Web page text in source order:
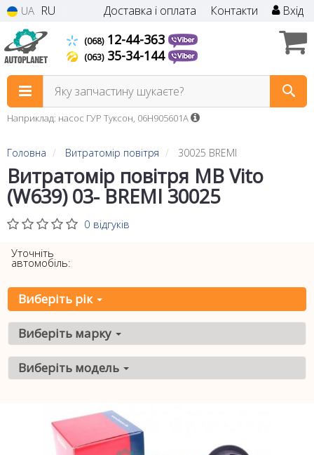
UA RU Доставка і оплата Контакти Вхід
(068)12-44-363
(063)35-34-144
Яку запчастину шукаєте?
Наприклад: насос ГУР Туксон, 06H905601A
Головна Витратомір повітря 30025 BREMI
Витратомір повітря MB Vito
(W639) 03- BREMI 30025
0 відгуків
Уточніть
автомобіль:
Виберіть рік
Виберіть марку
Виберіть модель